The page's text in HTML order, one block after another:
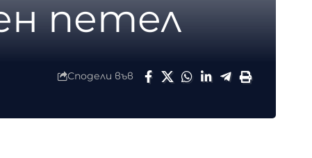
петел
Сподели във